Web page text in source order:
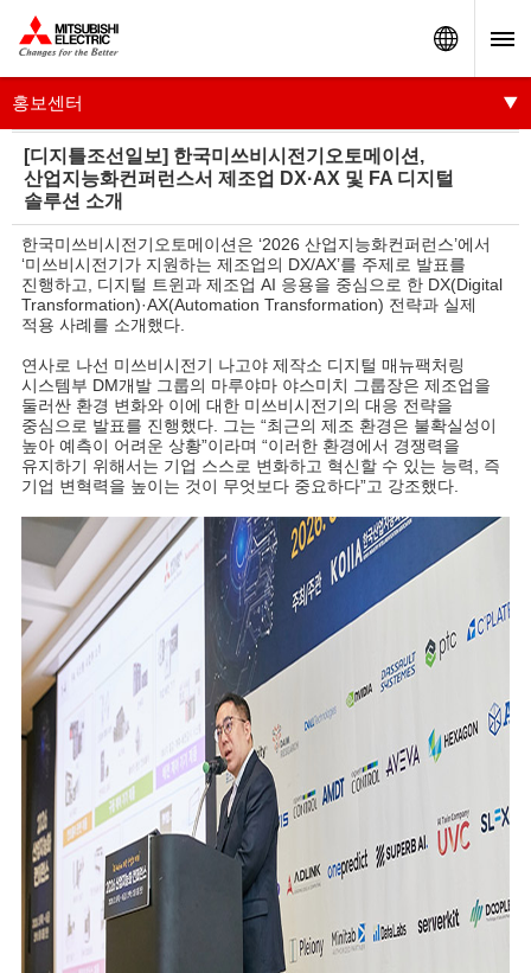
홍보센터
[디지틀조선일보] 한국미쓰비시전기오토메이션,
산업지능화컨퍼런스서 제조업 DX·AX 및 FA 디지털
솔루션 소개
한국미쓰비시전기오토메이션은 ‘2026 산업지능화컨퍼런스’에서
‘미쓰비시전기가 지원하는 제조업의 DX/AX’를 주제로 발표를
진행하고, 디지털 트윈과 제조업 AI 응용을 중심으로 한 DX(Digital
Transformation)·AX(Automation Transformation) 전략과 실제
적용 사례를 소개했다.
연사로 나선 미쓰비시전기 나고야 제작소 디지털 매뉴팩처링
시스템부 DM개발 그룹의 마루야마 야스미치 그룹장은 제조업을
둘러싼 환경 변화와 이에 대한 미쓰비시전기의 대응 전략을
중심으로 발표를 진행했다. 그는 “최근의 제조 환경은 불확실성이
높아 예측이 어려운 상황”이라며 “이러한 환경에서 경쟁력을
유지하기 위해서는 기업 스스로 변화하고 혁신할 수 있는 능력, 즉
기업 변혁력을 높이는 것이 무엇보다 중요하다”고 강조했다.